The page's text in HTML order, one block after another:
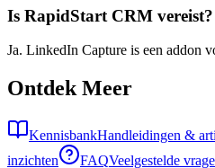
Is RapidStart CRM vereist?
Ja. LinkedIn Capture is een addon
Ontdek Meer
KennisbankHandleidingen &
inzichten
FAQVeelgestelde